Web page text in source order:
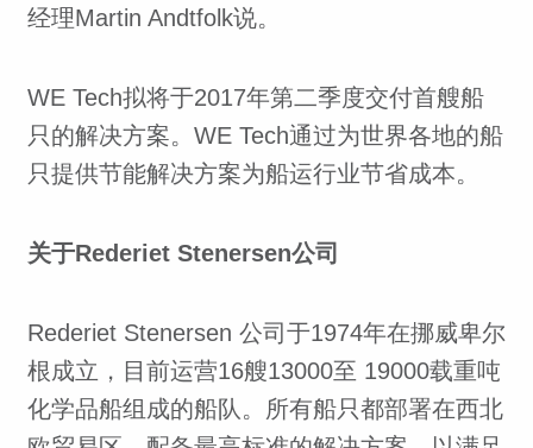
经理Martin Andtfolk说。
WE Tech拟将于2017年第二季度交付首艘船
只的解决方案。WE Tech通过为世界各地的船
只提供节能解决方案为船运行业节省成本。
关于Rederiet Stenersen公司
Rederiet Stenersen 公司于1974年在挪威卑尔
根成立，目前运营16艘13000至 19000载重吨
化学品船组成的船队。所有船只都部署在西北